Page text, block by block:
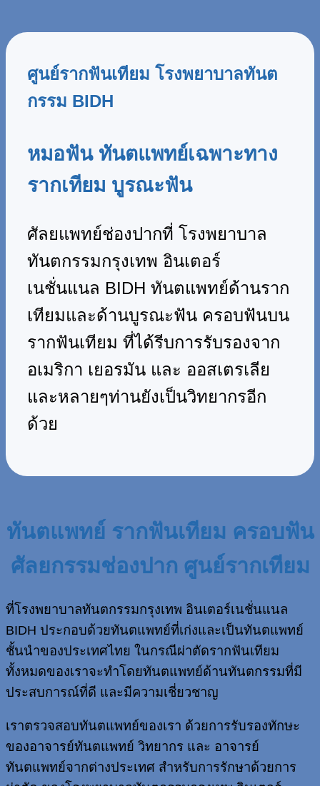
ศูนย์รากฟันเทียม โรงพยาบาลทันต
กรรม BIDH
หมอฟัน ทันตแพทย์เฉพาะทาง
รากเทียม บูรณะฟัน
ศัลยแพทย์ช่องปากที่ โรงพยาบาล
ทันตกรรมกรุงเทพ อินเตอร์
เนชั่นแนล BIDH ทันตแพทย์ด้านราก
เทียมและด้านบูรณะฟัน ครอบฟันบน
รากฟันเทียม ที่ได้รีบการรับรองจาก
อเมริกา เยอรมัน และ ออสเตรเลีย
และหลายๆท่านยังเป็นวิทยากรอีก
ด้วย
ทันตแพทย์ รากฟันเทียม ครอบฟัน
ศัลยกรรมช่องปาก ศูนย์รากเทียม
ที่โรงพยาบาลทันตกรรมกรุงเทพ อินเตอร์เนชั่นแนล
BIDH ประกอบด้วยทันตแพทย์ที่เก่งและเป็นทันตแพทย์
ชั้นนำของประเทศไทย ในกรณีผ่าตัดรากฟันเทียม
ทั้งหมดของเราจะทำโดยทันตแพทย์ด้านทันตกรรมที่มี
ประสบการณ์ที่ดี และมีความเชี่ยวชาญ
เราตรวจสอบทันตแพทย์ของเรา ด้วยการรับรองทักษะ
ของอาจารย์ทันตแพทย์ วิทยากร และ อาจารย์
ทันตแพทย์จากต่างประเทศ สำหรับการรักษาด้วยการ